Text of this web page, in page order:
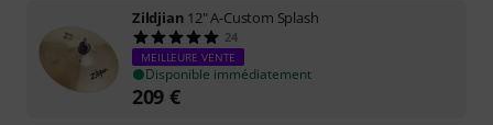
Zildjian 12" A-Custom Splash
24
MEILLEURE VENTE
Disponible immédiatement
209 €